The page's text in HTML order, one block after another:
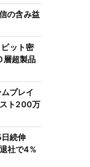
返すた
の含み益
ット密
超製品
プレイ
ト200万
日続伸
社で4%